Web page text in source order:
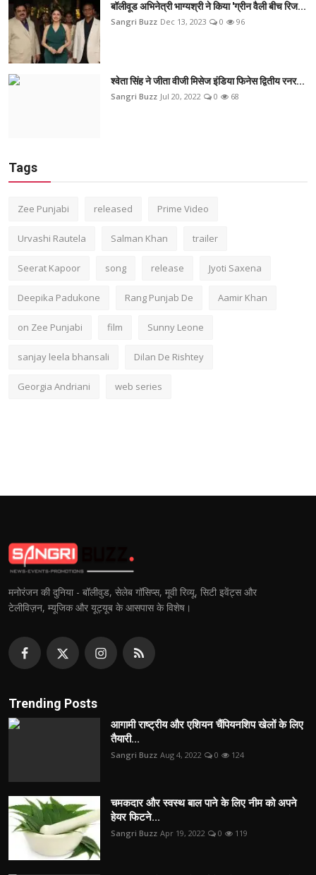
बॉलीवूड अभिनेत्री भाग्यश्री ने किया 'ग्रीन वैली बीच रिज...
Sangri Buzz Dec 13, 2023 0 96
श्वेता सिंह ने जीता वीजी मिसेज इंडिया फिनेस द्वितीय रनर...
Sangri Buzz Jul 20, 2022 0 68
Tags
Zee Punjabi released Prime Video
Urvashi Rautela Salman Khan trailer
Seerat Kapoor song release Jyoti Saxena
Deepika Padukone Rang Punjab De Aamir Khan
on Zee Punjabi film Sunny Leone
sanjay leela bhansali Dilan De Rishtey
Georgia Andriani web series
मनोरंजन की दुनिया - बॉलीवुड, सेलेब गॉसिप्स, मूवी रिव्यू, सिटी इवेंट्स और
टेलीविज़न, म्यूजिक और यूट्यूब के आसपास के विशेष।
Trending Posts
आगामी राष्ट्रीय और एशियन चैंपियनशिप खेलों के लिए
तैयारी...
Sangri Buzz Aug 4, 2022 0 124
चमकदार और स्वस्थ बाल पाने के लिए नीम को अपने
हेयर फिटने...
Sangri Buzz Apr 19, 2022 0 119